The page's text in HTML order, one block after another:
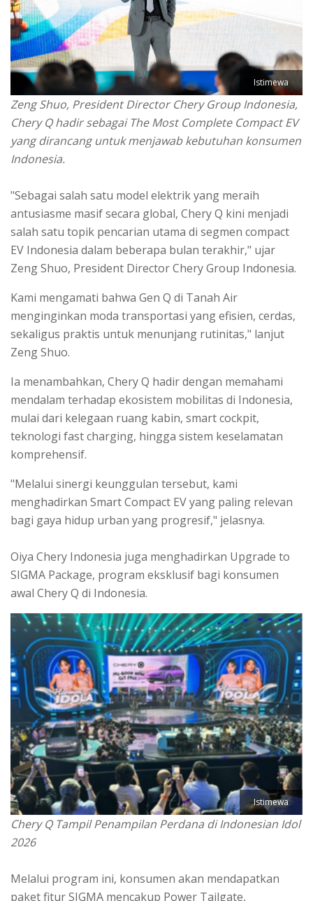
Istimewa
Zeng Shuo, President Director Chery Group Indonesia,
Chery Q hadir sebagai The Most Complete Compact EV
yang dirancang untuk menjawab kebutuhan konsumen
Indonesia.
"Sebagai salah satu model elektrik yang meraih
antusiasme masif secara global, Chery Q kini menjadi
salah satu topik pencarian utama di segmen compact
EV Indonesia dalam beberapa bulan terakhir," ujar
Zeng Shuo, President Director Chery Group Indonesia.
Kami mengamati bahwa Gen Q di Tanah Air
menginginkan moda transportasi yang efisien, cerdas,
sekaligus praktis untuk menunjang rutinitas," lanjut
Zeng Shuo.
Ia menambahkan, Chery Q hadir dengan memahami
mendalam terhadap ekosistem mobilitas di Indonesia,
mulai dari kelegaan ruang kabin, smart cockpit,
teknologi fast charging, hingga sistem keselamatan
komprehensif.
"Melalui sinergi keunggulan tersebut, kami
menghadirkan Smart Compact EV yang paling relevan
bagi gaya hidup urban yang progresif," jelasnya.
Oiya Chery Indonesia juga menghadirkan Upgrade to
SIGMA Package, program eksklusif bagi konsumen
awal Chery Q di Indonesia.
Istimewa
Chery Q Tampil Penampilan Perdana di Indonesian Idol
2026
Melalui program ini, konsumen akan mendapatkan
paket fitur SIGMA mencakup Power Tailgate,